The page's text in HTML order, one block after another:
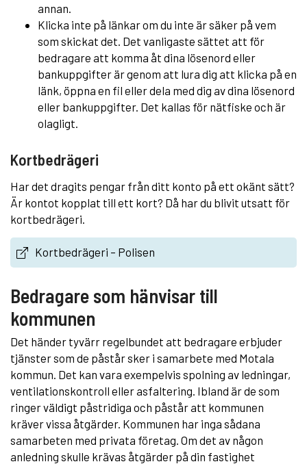
annan.
Klicka inte på länkar om du inte är säker på vem
som skickat det. Det vanligaste sättet att för
bedragare att komma åt dina lösenord eller
bankuppgifter är genom att lura dig att klicka på en
länk, öppna en fil eller dela med dig av dina lösenord
eller bankuppgifter. Det kallas för nätfiske och är
olagligt.
Kortbedrägeri
Har det dragits pengar från ditt konto på ett okänt sätt?
Är kontot kopplat till ett kort? Då har du blivit utsatt för
kortbedrägeri.
Kortbedrägeri – Polisen
Bedragare som hänvisar till
kommunen
Det händer tyvärr regelbundet att bedragare erbjuder
tjänster som de påstår sker i samarbete med Motala
kommun. Det kan vara exempelvis spolning av ledningar,
ventilationskontroll eller asfaltering. Ibland är de som
ringer väldigt påstridiga och påstår att kommunen
kräver vissa åtgärder. Kommunen har inga sådana
samarbeten med privata företag. Om det av någon
anledning skulle krävas åtgärder på din fastighet